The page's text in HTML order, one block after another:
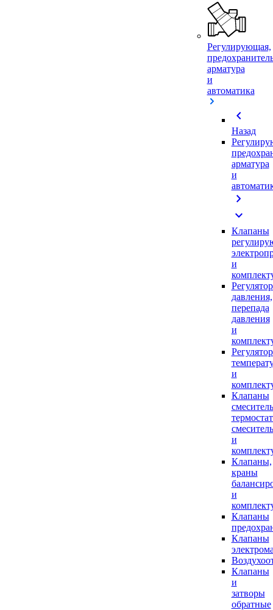
Регулирующая,
арматура
и
автоматика
chevron_left
Назад
арматура
и
chevron_right
expand_more
Клапаны
и
давления,
перепада
давления
и
и
Клапаны
и
Клапаны,
краны
и
Клапаны
Клапаны
Клапаны
и
затворы
обратные